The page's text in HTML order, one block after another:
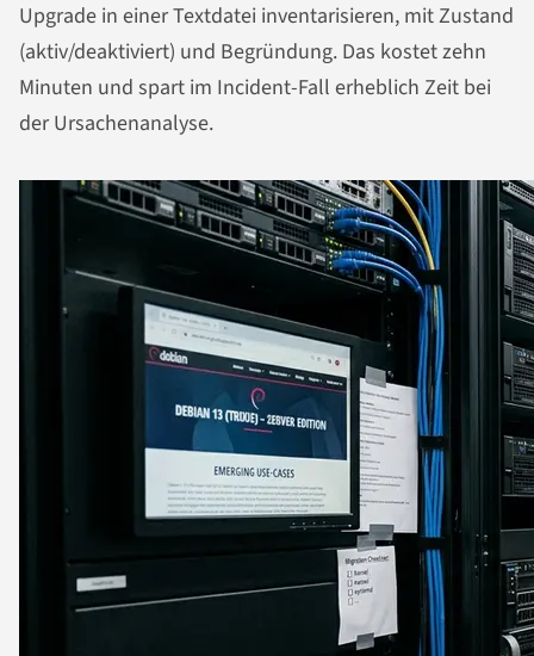
Upgrade in einer Textdatei inventarisieren, mit Zustand
(aktiv/deaktiviert) und Begründung. Das kostet zehn
Minuten und spart im Incident-Fall erheblich Zeit bei
der Ursachenanalyse.